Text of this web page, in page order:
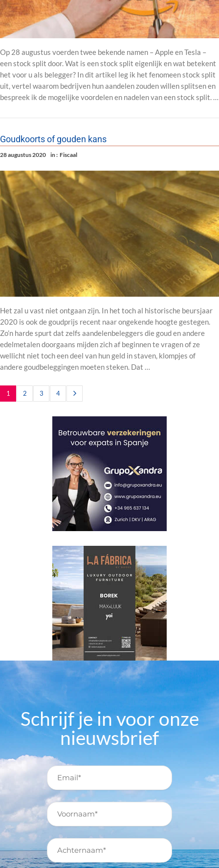
Op 28 augustus voerden twee bekende namen – Apple en Tesla –
een stock split door. Wat is een stock split eigenlijk en wat betekent
het voor u als belegger? In dit artikel leg ik het fenomeen stock split
uit, vertel waarom bedrijven hun aandelen zouden willen splitsen en
bespreek ik de mogelijke voordelen en nadelen van een stock split. …
Goudkoorts of gouden kans
28 augustus 2020 in : Fiscaal
Het zal u vast niet ontgaan zijn. In het toch al historische beursjaar
2020 is ook de goudprijs recent naar ongekende hoogte gestegen.
Zo’n harde spurt dat zelfs aandelenbeleggers die goud en andere
edelmetalen doorgaans mijden zich af beginnen te vragen of ze
wellicht niet toch een deel van hun geld in staven, klompjes of
andere goudbeleggingen moeten steken. Dat …
1 2 3 4
Schrijf je in voor onze
nieuwsbrief